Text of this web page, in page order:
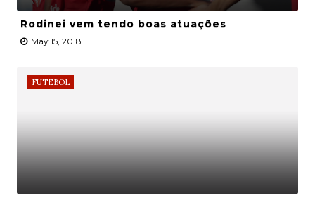
Rodinei vem tendo boas atuações
May 15, 2018
FUTEBOL